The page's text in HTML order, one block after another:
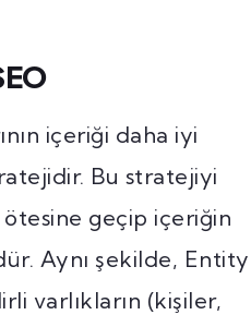
içeriği daha iyi
Bu stratejiyi
geçip içeriğin
Aynı şekilde, Entity
varlıkların (kişiler,